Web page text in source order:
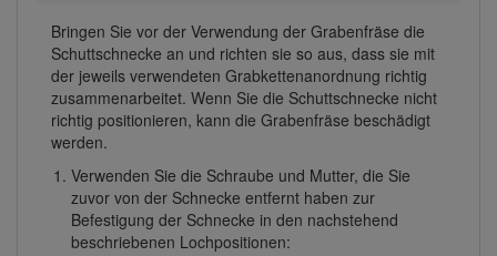
Bringen Sie vor der Verwendung der Grabenfräse die
Schuttschnecke an und richten sie so aus, dass sie mit
der jeweils verwendeten Grabkettenanordnung richtig
zusammenarbeitet. Wenn Sie die Schuttschnecke nicht
richtig positionieren, kann die Grabenfräse beschädigt
werden.
Verwenden Sie die Schraube und Mutter, die Sie
zuvor von der Schnecke entfernt haben zur
Befestigung der Schnecke in den nachstehend
beschriebenen Lochpositionen: